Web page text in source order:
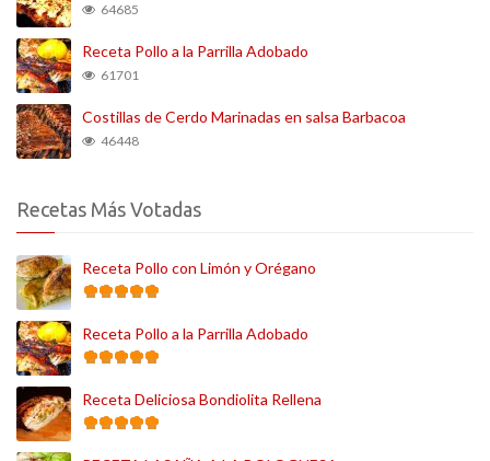
64685
Receta Pollo a la Parrilla Adobado
61701
Costillas de Cerdo Marinadas en salsa Barbacoa
46448
Recetas Más Votadas
Receta Pollo con Limón y Orégano
Receta Pollo a la Parrilla Adobado
Receta Deliciosa Bondiolita Rellena